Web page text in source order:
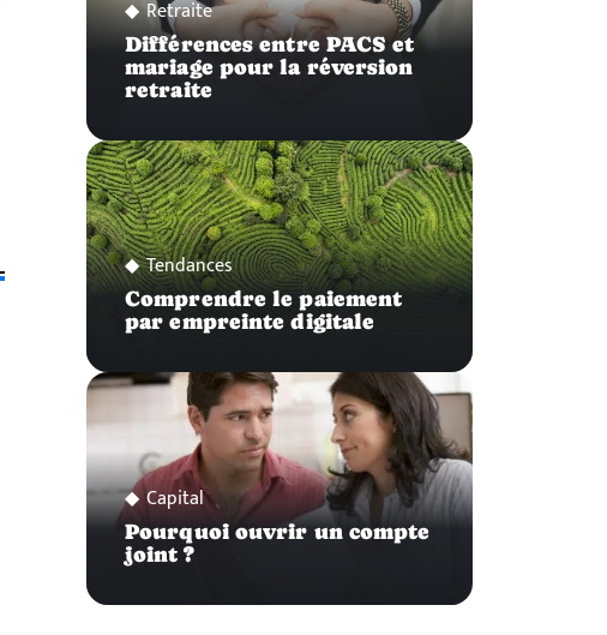
Retraite
Différences entre PACS et
mariage pour la réversion
retraite
Tendances
Comprendre le paiement
par empreinte digitale
Capital
Pourquoi ouvrir un compte
joint ?